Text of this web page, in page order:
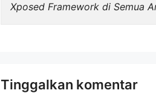
Xposed Framework di Semua
Tinggalkan komentar